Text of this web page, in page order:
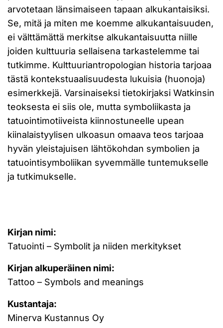
arvotetaan länsimaiseen tapaan alkukantaisiksi.
Se, mitä ja miten me koemme alkukantaisuuden,
ei välttämättä merkitse alkukantaisuutta niille
joiden kulttuuria sellaisena tarkastelemme tai
tutkimme. Kulttuuriantropologian historia tarjoaa
tästä kontekstuaalisuudesta lukuisia (huonoja)
esimerkkejä. Varsinaiseksi tietokirjaksi Watkinsin
teoksesta ei siis ole, mutta symboliikasta ja
tatuointimotiiveista kiinnostuneelle upean
kiinalaistyylisen ulkoasun omaava teos tarjoaa
hyvän yleistajuisen lähtökohdan symbolien ja
tatuointisymboliikan syvemmälle tuntemukselle
ja tutkimukselle.
Kirjan nimi:
Tatuointi – Symbolit ja niiden merkitykset
Kirjan alkuperäinen nimi:
Tattoo – Symbols and meanings
Kustantaja:
Minerva Kustannus Oy